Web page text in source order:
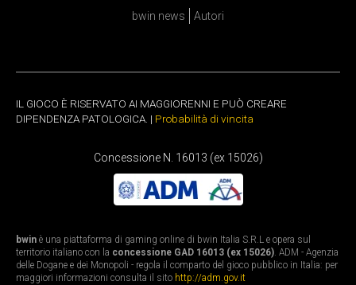
bwin news Autori
IL GIOCO È RISERVATO AI MAGGIORENNI E PUÒ CREARE
DIPENDENZA PATOLOGICA. | Probabilità di vincita
Concessione N. 16013 (ex 15026)
bwin è una piattaforma di gaming online di bwin Italia S.R.L e opera sul
territorio italiano con la concessione GAD 16013 (ex 15026). ADM - Agenzia
delle Dogane e dei Monopoli - regola il comparto del gioco pubblico in Italia: per
maggiori informazioni consulta il sito http://adm.gov.it